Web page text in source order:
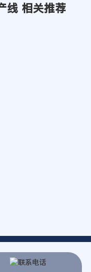
线 相关推荐